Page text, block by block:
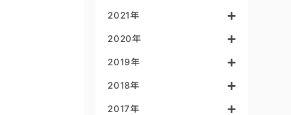
2021年
2020年
2019年
2018年
2017年